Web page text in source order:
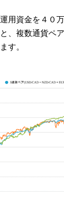
用資金を４０
、複数通貨ペ
す。